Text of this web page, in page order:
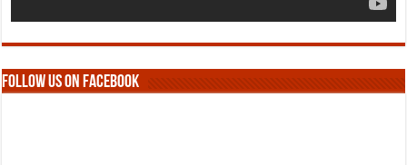
Follow us on Facebook